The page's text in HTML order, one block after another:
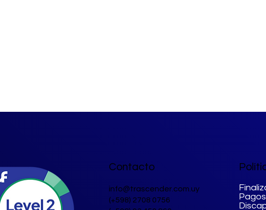
Contacto
info@trascender.com.uy
(+598) 2708 0756